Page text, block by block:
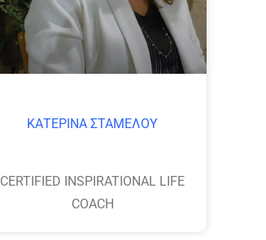
ΚΑΤΕΡΙΝΑ ΣΤΑΜΕΛΟΥ
CERTIFIED INSPIRATIONAL LIFE
COACH